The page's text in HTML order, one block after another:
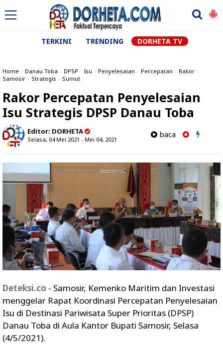
TERKINI TRENDING DORHETA TV
Home » Danau Toba » DPSP » Isu » Penyelesaian » Percepatan » Rakor »
Samosir » Strategis » Sumut
Rakor Percepatan Penyelesaian
Isu Strategis DPSP Danau Toba
Editor: DORHETA
Selasa, 04 Mei 2021 - Mei 04, 2021
baca
Deteksi.co - Samosir, Kemenko Maritim dan Investasi
menggelar Rapat Koordinasi Percepatan Penyelesaian
Isu di Destinasi Pariwisata Super Prioritas (DPSP)
Danau Toba di Aula Kantor Bupati Samosir, Selasa
(4/5/2021).